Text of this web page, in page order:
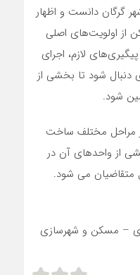
دانست و اظهار
از اولویت‌های اصلی
لازم، اجرای
دنبال شود تا بخشی از
شود.
مراحل مختلف ساخت
از واحدهای آن در
متقاضیان می شود.